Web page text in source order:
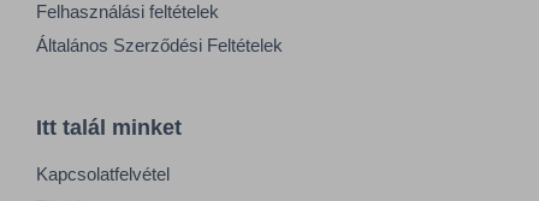
Felhasználási feltételek
Általános Szerződési Feltételek
Itt talál minket
Kapcsolatfelvétel